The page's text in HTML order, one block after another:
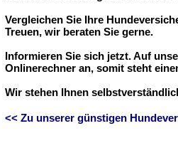
Vergleichen Sie Ihre
Treuen, wir beraten Sie gerne.
Informieren Sie sich jetzt. Auf
Onlinerechner an, somit steht
Wir stehen Ihnen
<< Zu unserer günstigen